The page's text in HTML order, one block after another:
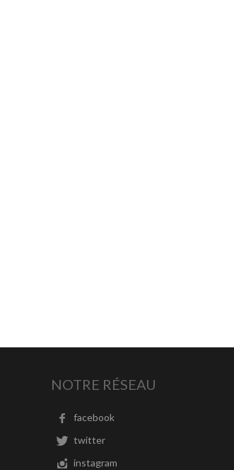
NOTRE RÉSEAU
facebook
twitter
instagram